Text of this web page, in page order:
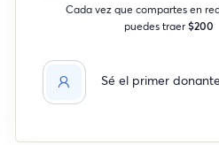
Cada vez que compartes en
puedes traer$200
Sé el primer donante